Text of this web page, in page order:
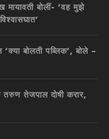
बोलीं- ‘वह मुझे
बोलती पब्लिक’, बोले –
तेजपाल दोषी करार,